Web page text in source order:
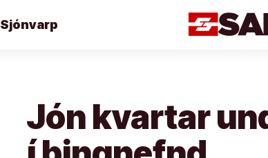
Sjónvarp
Jón kvartar